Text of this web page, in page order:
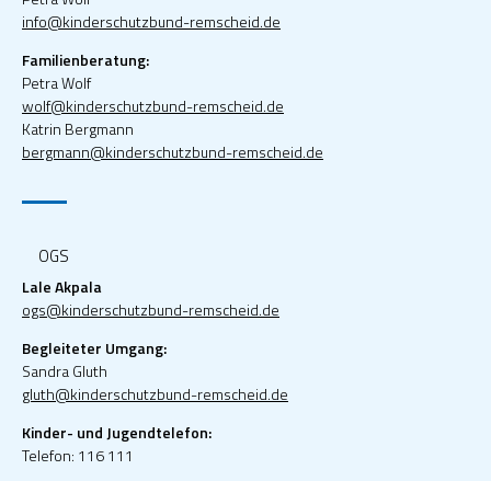
info@kinderschutzbund-remscheid.de
Familienberatung:
Petra Wolf
wolf@kinderschutzbund-remscheid.de
Katrin Bergmann
bergmann@kinderschutzbund-remscheid.de
OGS
Lale Akpala
ogs@kinderschutzbund-remscheid.de
Begleiteter Umgang:
Sandra Gluth
gluth@kinderschutzbund-remscheid.de
Kinder- und Jugendtelefon:
Telefon: 116 111